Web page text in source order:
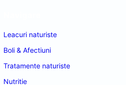
Leacuri naturiste
Boli & Afectiuni
Tratamente naturiste
Nutritie